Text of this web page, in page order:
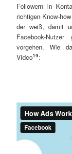
Followern in
richtigen Know-
der weiß, damit
Facebook-
vorgehen. Wie
Video19: